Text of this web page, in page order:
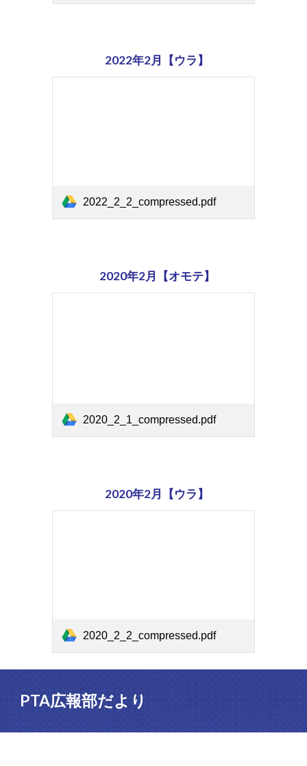
2022年2月【ウラ】
2022_2_2_compressed.pdf
2020年2月【オモテ】
2020_2_1_compressed.pdf
2020年2月【ウラ】
2020_2_2_compressed.pdf
PTA広報部だより